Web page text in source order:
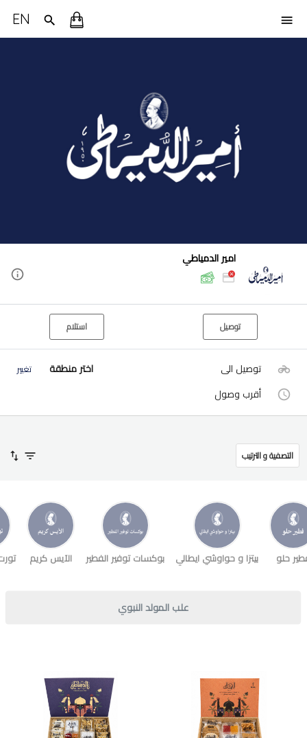
EN
امير الدمياطي
توصيل استلام
توصيل الى اختر منطقة تغيير
أقرب وصول
التصفية و الترتيب
حلو بيتزا و حواوشي ايطالي بوكسات توفير الفطير الآيس كريم
علب المولد النبوي